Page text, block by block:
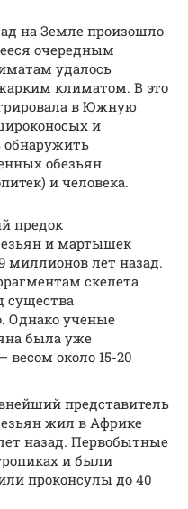
на Земле произошло
очередным
удалось
климатом. В это
в Южную
и
обнаружить
обезьян
и человека.
предок
и мартышек
миллионов лет назад.
скелета
Однако ученые
была уже
весом около 15-20
представитель
жил в Африке
назад. Первобытные
и были
проконсулы до 40